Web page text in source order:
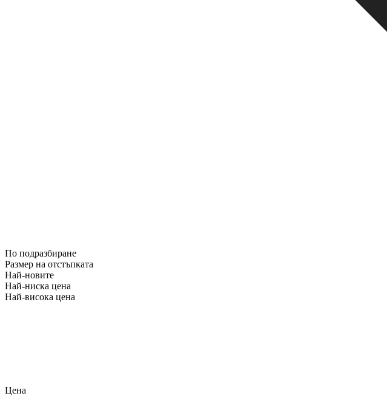
По подразбиране
Размер на отстъпката
Най-новите
Най-ниска цена
Най-висока цена
Цена